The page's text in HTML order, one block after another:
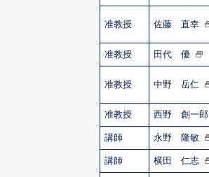
准教授 佐藤 直幸
准教授 田代 優
准教授 中野 岳仁
准教授 西野 創一郎
講師 永野 隆敏
講師 横田 仁志